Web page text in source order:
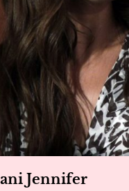
Jennifer